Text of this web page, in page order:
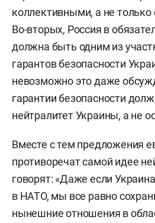
коллективными, а не
Во-вторых, Россия в
должна быть одним из
гарантов безопасности
невозможно это даже
гарантии безопасности
нейтралитет Украины, а не
Вместе с тем предложения
противоречат самой идее
говорят: «Даже если
в НАТО, мы все равно
нынешние отношения в